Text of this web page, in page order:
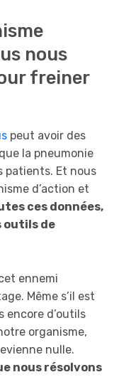
nous
freiner
peut avoir des
la pneumonie
patients. Et nous
d’action et
ces données,
outils de
ennemi
Même s’il est
encore d’outils
organisme,
nulle.
nous résolvons